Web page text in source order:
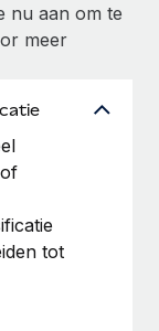
nu aan om te
meer
tot